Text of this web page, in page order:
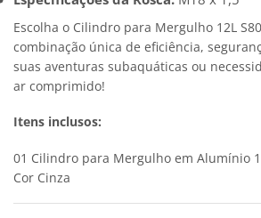
Escolha o Cilindro para Mergulho 12L
combinação única de eficiência,
suas aventuras subaquáticas ou
ar comprimido!
Itens inclusos:
01 Cilindro para Mergulho em Alumínio
Cor Cinza